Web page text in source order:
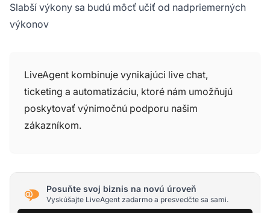
Slabší výkony sa budú môcť učiť od nadpriemerných
výkonov
LiveAgent kombinuje vynikajúci live chat,
ticketing a automatizáciu, ktoré nám umožňujú
poskytovať výnimočnú podporu našim
zákazníkom.
Posuňte svoj biznis na novú úroveň
Vyskúšajte LiveAgent zadarmo a presvedčte sa sami.